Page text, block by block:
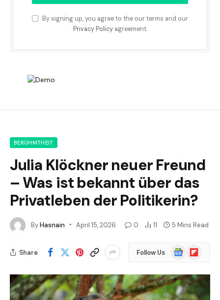
By signing up, you agree to the our terms and our
Privacy Policyagreement.
BERÜHMTHEIT
Julia Klöckner neuer Freund
– Was ist bekannt über das
Privatleben der Politikerin?
ByHasnain April 15, 2026 0 11 5 Mins Read
Share Follow Us
GoogleFlipboard